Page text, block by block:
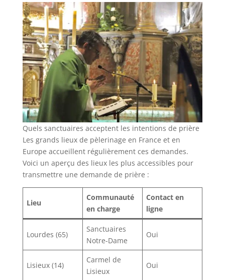
Quels sanctuaires acceptent les intentions de prière
Les grands lieux de pèlerinage en France et en
Europe accueillent régulièrement ces demandes.
Voici un aperçu des lieux les plus accessibles pour
transmettre une demande de prière :
Lieu
Communauté
en charge
Contact en
ligne
Lourdes (65)
Sanctuaires
Notre-Dame
Oui
Lisieux (14)
Carmel de
Lisieux
Oui